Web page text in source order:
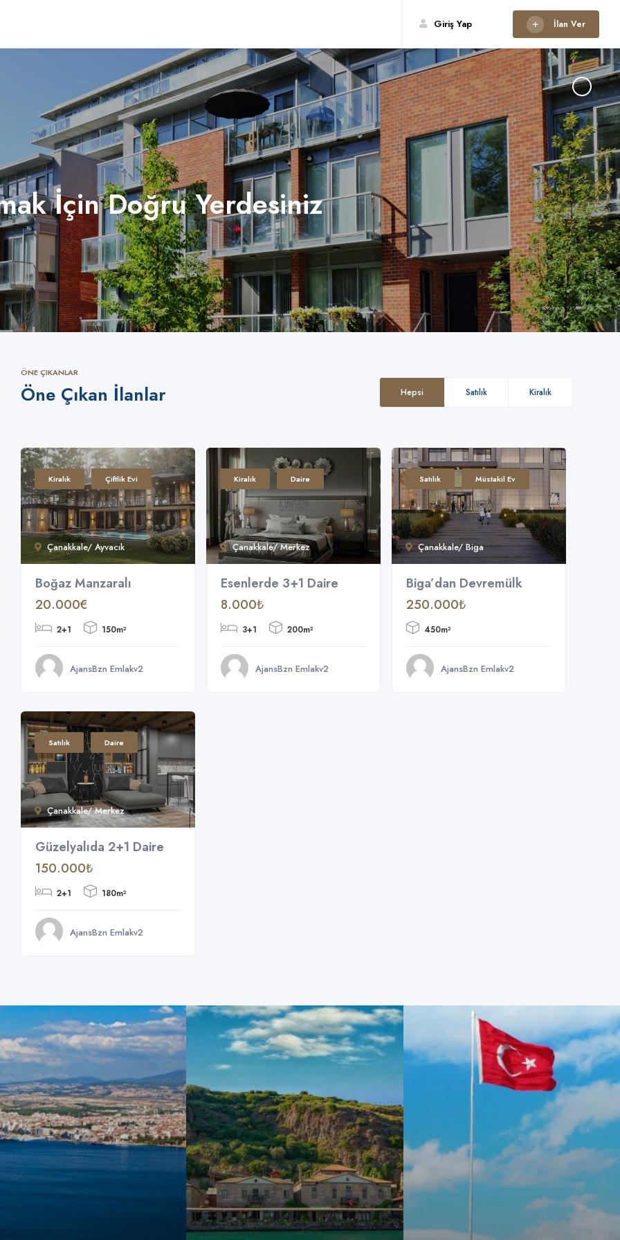
İlan Ver
Giriş Yap
İçin Doğru Yerdesiniz
ÖNE ÇIKANLAR
Öne Çıkan İlanlar Hepsi Satılık Kiralık
Çanakkale/ Ayvacık
Kiralık Çiftlik Evi
Boğaz Manzaralı
20.000€
2+1 150m²
AjansBzn Emlakv2
Çanakkale/ Merkez
Kiralık Daire
Esenlerde 3+1 Daire
8.000₺
3+1 200m²
AjansBzn Emlakv2
Çanakkale/ Biga
Satılık Müstakil Ev
Biga’dan Devremülk
250.000₺
450m²
AjansBzn Emlakv2
Çanakkale/ Merkez
Satılık Daire
Güzelyalıda 2+1 Daire
150.000₺
2+1 180m²
AjansBzn Emlakv2